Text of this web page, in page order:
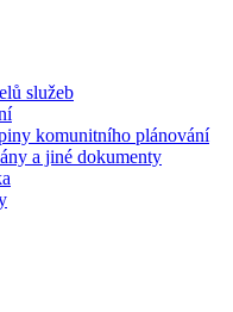
služeb
komunitního plánování
a jiné dokumenty